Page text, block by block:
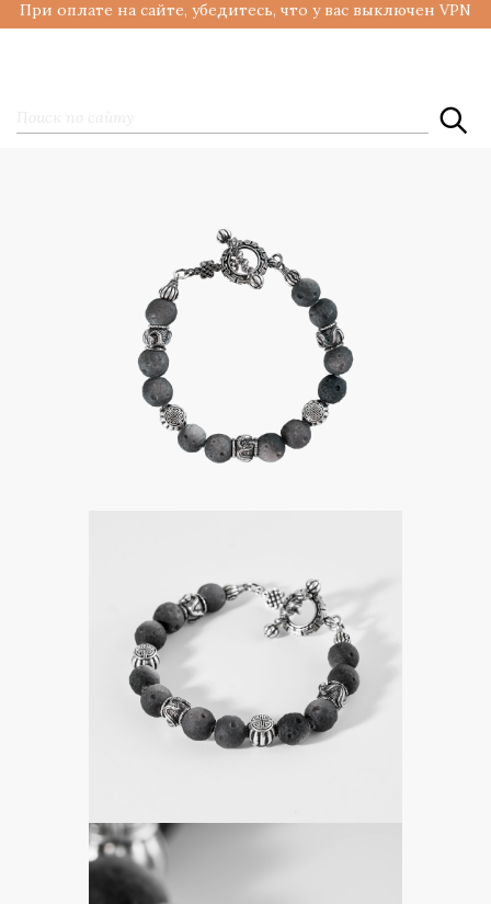
При оплате на сайте, убедитесь, что у вас выключен VPN